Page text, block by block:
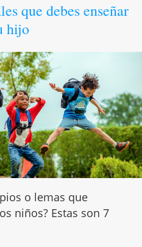
que debes enseñar
hijo
o lemas que
niños? Estas son 7